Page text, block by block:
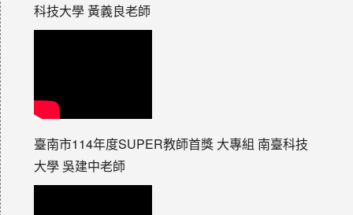
科技大學 黃義良老師
臺南市114年度SUPER教師首獎 大專組 南臺科技
大學 吳建中老師